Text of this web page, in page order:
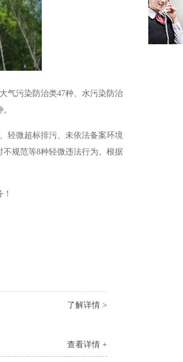
气污染防治类47种、水污染防治
轻微超标排污、未依法备案环境
规范等8种轻微违法行为。根据
了解详情 >
查看详情 +